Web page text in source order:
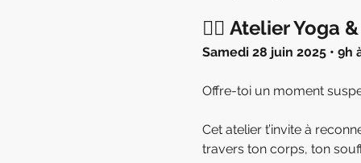
🧘‍♀️ Atelier Yoga
Samedi 28 juin 2025 • 9h
Offre-toi un moment
Cet atelier t’invite à
travers ton corps, ton